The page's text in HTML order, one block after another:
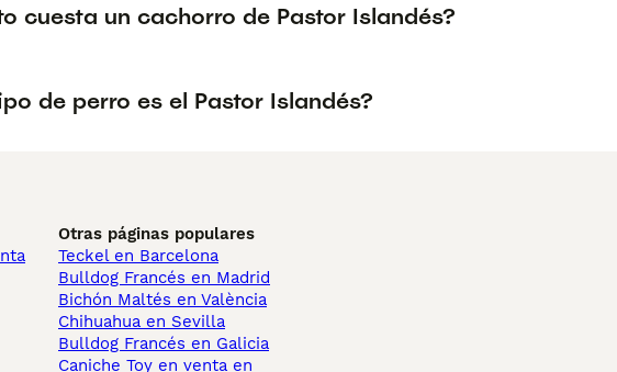
cuesta un cachorro de Pastor Islandés?
de perro es el Pastor Islandés?
Otras páginas populares
Teckel en Barcelona
Bulldog Francés en Madrid
Bichón Maltés en València
Chihuahua en Sevilla
Bulldog Francés en Galicia
Caniche Toy en venta en